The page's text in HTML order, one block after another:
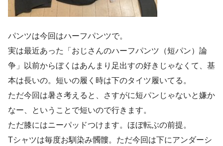
パンツは今回はハーフパンツで。
実は最近あった「おじさんのハーフパンツ（短パン）論
争」以前からぼくはあんまり足出すの好きじゃなくて、基
本は長いの。短いの履く時は下のタイツ履いてる。
ただ今回は暑さ考えると、さすがに短パンじゃないと嫌か
なー、ということで短いので行きます。
ただ膝にはニーパッドつけます。ほぼ転ぶの前提。
Tシャツは毎度お馴染み髑髏。ただ今回は下にアンダーシ